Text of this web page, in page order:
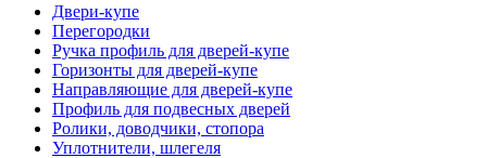
Двери-купе
Перегородки
Ручка профиль для дверей-купе
Горизонты для дверей-купе
Направляющие для дверей-купе
Профиль для подвесных дверей
Ролики, доводчики, стопора
Уплотнители, шлегеля